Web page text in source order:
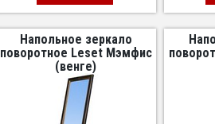
Напольное зеркало
поворотное Leset Мэмфис
(венге)